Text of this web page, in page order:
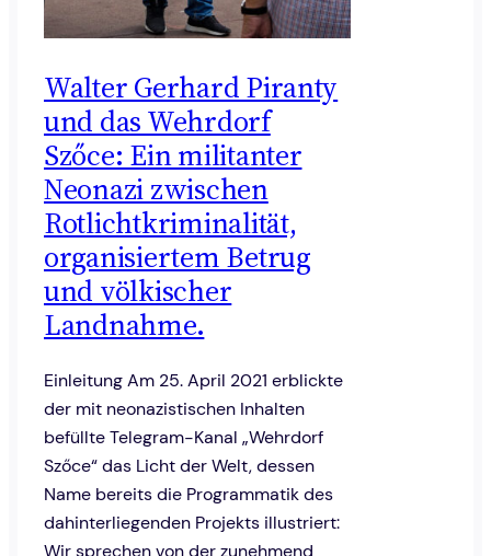
Walter Gerhard Piranty
und das Wehrdorf
Szőce: Ein militanter
Neonazi zwischen
Rotlichtkriminalität,
organisiertem Betrug
und völkischer
Landnahme.
Einleitung Am 25. April 2021 erblickte
der mit neonazistischen Inhalten
befüllte Telegram-Kanal „Wehrdorf
Szőce“ das Licht der Welt, dessen
Name bereits die Programmatik des
dahinterliegenden Projekts illustriert:
Wir sprechen von der zunehmend